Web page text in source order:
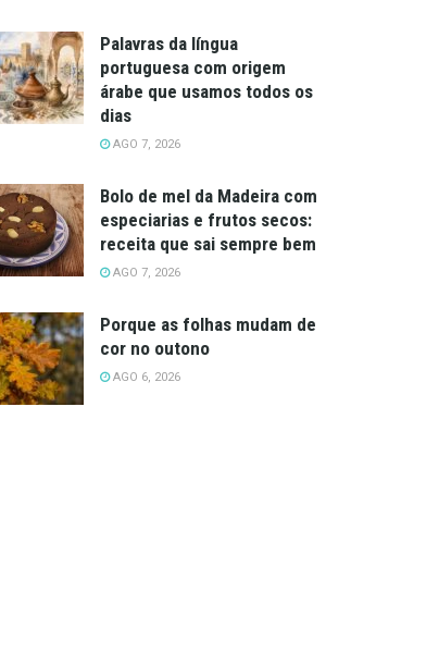
Palavras da língua
portuguesa com origem
árabe que usamos todos os
dias
AGO 7, 2026
Bolo de mel da Madeira com
especiarias e frutos secos:
receita que sai sempre bem
AGO 7, 2026
Porque as folhas mudam de
cor no outono
AGO 6, 2026